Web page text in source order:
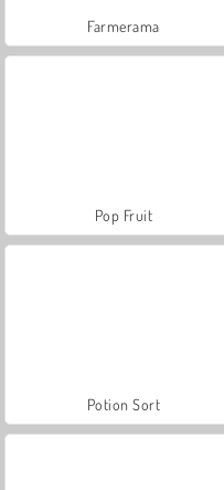
Farmerama
Pop Fruit
Potion Sort